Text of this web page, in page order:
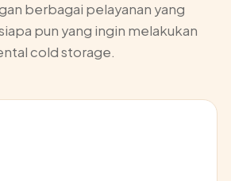
berbagai pelayanan yang
pun yang ingin melakukan
cold storage.